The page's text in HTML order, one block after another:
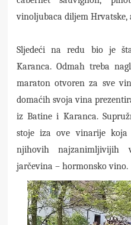
vinoljubaca diljem Hrvatske,
Sljedeći na redu bio je
Karanca. Odmah treba
maraton otvoren za sve
domaćih svoja vina
iz Batine i Karanca.
stoje iza ove vinarije
njihovih najzanimljivijih
jarčevina – hormonsko vino.